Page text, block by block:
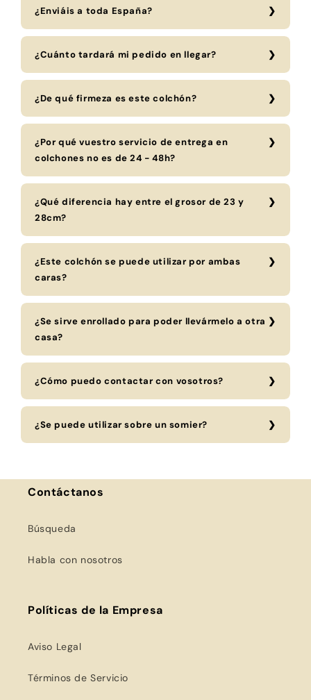
¿Enviáis a toda España?
¿Cuánto tardará mi pedido en llegar?
¿De qué firmeza es este colchón?
¿Por qué vuestro servicio de entrega en
colchones no es de 24 - 48h?
¿Qué diferencia hay entre el grosor de 23 y
28cm?
¿Este colchón se puede utilizar por ambas
caras?
¿Se sirve enrollado para poder llevármelo a otra
casa?
¿Cómo puedo contactar con vosotros?
¿Se puede utilizar sobre un somier?
Contáctanos
Búsqueda
Habla con nosotros
Políticas de la Empresa
Aviso Legal
Términos de Servicio